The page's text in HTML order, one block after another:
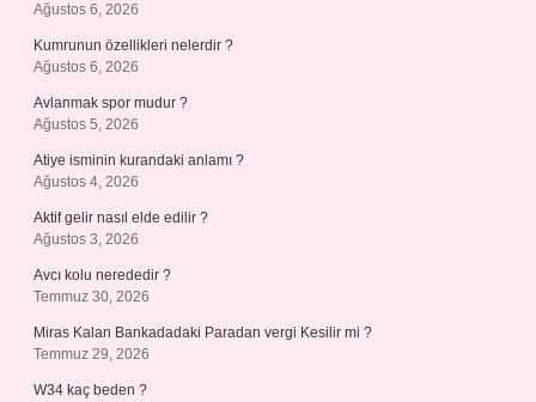
Ağustos 6, 2026
Kumrunun özellikleri nelerdir ?
Ağustos 6, 2026
Avlanmak spor mudur ?
Ağustos 5, 2026
Atiye isminin kurandaki anlamı ?
Ağustos 4, 2026
Aktif gelir nasıl elde edilir ?
Ağustos 3, 2026
Avcı kolu nerededir ?
Temmuz 30, 2026
Miras Kalan Bankadadaki Paradan vergi Kesilir mi ?
Temmuz 29, 2026
W34 kaç beden ?